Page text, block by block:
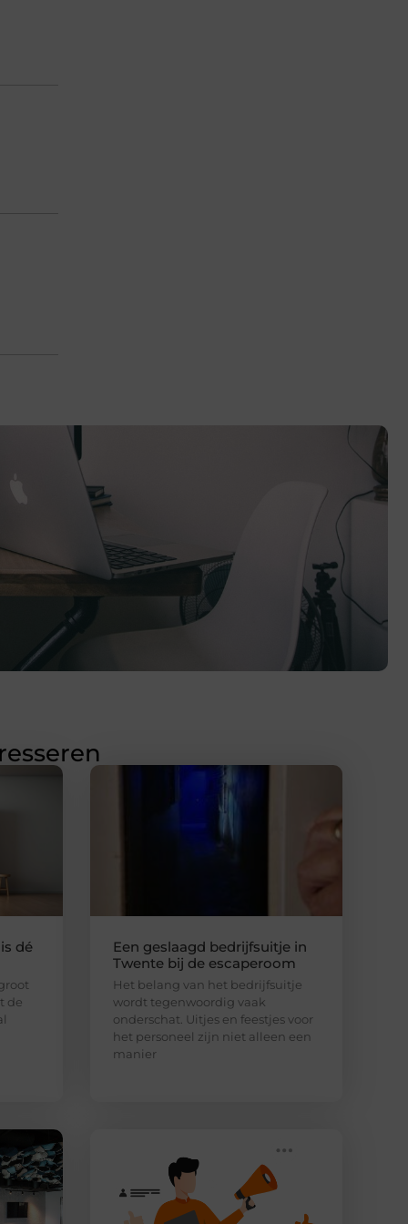
dé
de
Een geslaagd bedrijfsuitje in
Twente bij de escaperoom
Het belang van het bedrijfsuitje
wordt tegenwoordig vaak
onderschat. Uitjes en feestjes voor
het personeel zijn niet alleen een
manier